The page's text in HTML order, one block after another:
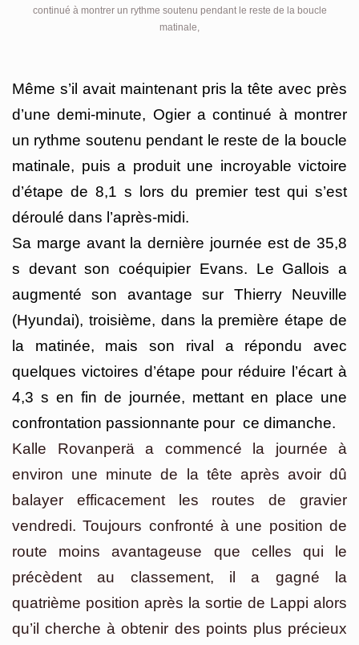
continué à montrer un rythme soutenu pendant le reste de la boucle
matinale,
Même s’il avait maintenant pris la tête avec près
d’une demi-minute, Ogier a continué à montrer
un rythme soutenu pendant le reste de la boucle
matinale, puis a produit une incroyable victoire
d’étape de 8,1 s lors du premier test qui s’est
déroulé dans l’après-midi.
Sa marge avant la dernière journée est de 35,8
s devant son coéquipier Evans. Le Gallois a
augmenté son avantage sur Thierry Neuville
(Hyundai), troisième, dans la première étape de
la matinée, mais son rival a répondu avec
quelques victoires d’étape pour réduire l’écart à
4,3 s en fin de journée, mettant en place une
confrontation passionnante pour ce dimanche.
Kalle Rovanperä a commencé la journée à
environ une minute de la tête après avoir dû
balayer efficacement les routes de gravier
vendredi. Toujours confronté à une position de
route moins avantageuse que celles qui le
précèdent au classement, il a gagné la
quatrième position après la sortie de Lappi alors
qu’il cherche à obtenir des points plus précieux